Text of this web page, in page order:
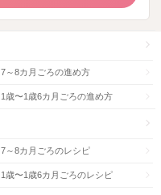
7～8カ月ごろの進め方
1歳〜1歳6カ月ごろの進め方
7～8カ月ごろのレシピ
1歳〜1歳6カ月ごろのレシピ